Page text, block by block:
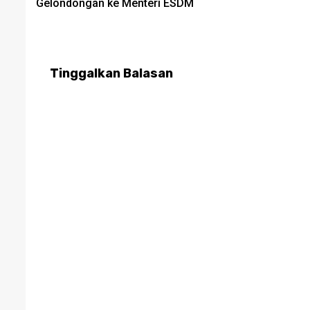
Gelondongan ke Menteri ESDM
Tinggalkan Balasan